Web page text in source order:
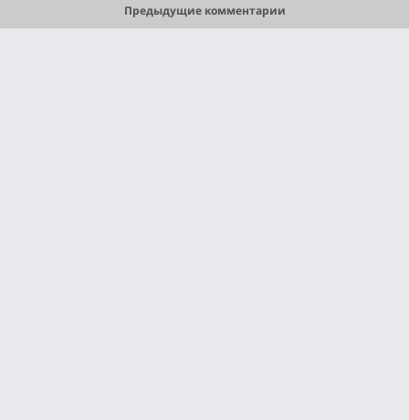
Предыдущие комментарии